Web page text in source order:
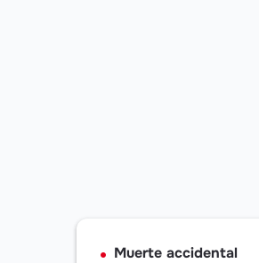
Muerte accidental